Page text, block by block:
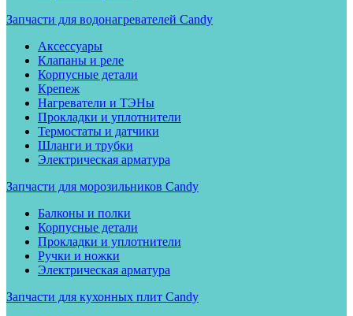
Запчасти для водонагревателей Candy
Аксессуары
Клапаны и реле
Корпусные детали
Крепеж
Нагреватели и ТЭНы
Прокладки и уплотнители
Термостаты и датчики
Шланги и трубки
Электрическая арматура
Запчасти для морозильников Candy
Балконы и полки
Корпусные детали
Прокладки и уплотнители
Ручки и ножки
Электрическая арматура
Запчасти для кухонных плит Candy